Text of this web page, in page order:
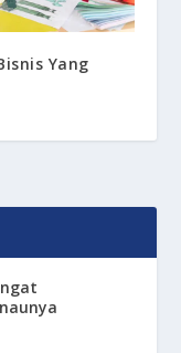
Yang